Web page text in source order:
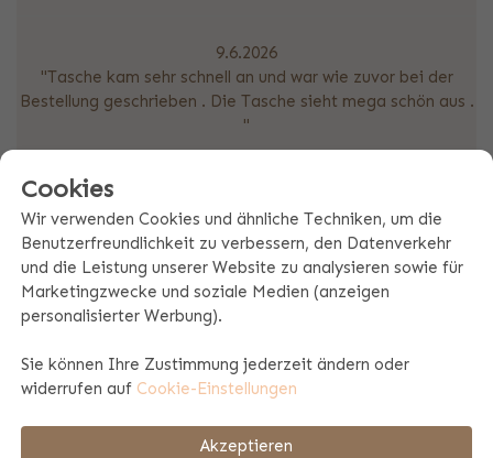
9.6.2026
"Tasche kam sehr schnell an und war wie zuvor bei der
Bestellung geschrieben . Die Tasche sieht mega schön aus .
"
6.6.2026
"Die Qualität ist sehr gut, was mich sehr begeistert hat"
"Die von mir ausgesuchten Artikel sind einfach nur
wunderschön ,meine Enkelkinder lieben sie."
Cookies
Wir verwenden Cookies und ähnliche Techniken, um die
Benutzerfreundlichkeit zu verbessern, den Datenverkehr
und die Leistung unserer Website zu analysieren sowie für
Marketingzwecke und soziale Medien (anzeigen
personalisierter Werbung).
Sie können Ihre Zustimmung jederzeit ändern oder
widerrufen auf Cookie-Einstellungen
Akzeptieren